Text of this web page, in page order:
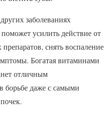
заболеваниях
усилить действие от
снять воспаление
Богатая витаминами
отличным
борьбе даже с самыми